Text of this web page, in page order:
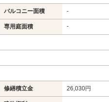
バルコニー面積 -
専用庭面積 -
修繕積立金 26,030円